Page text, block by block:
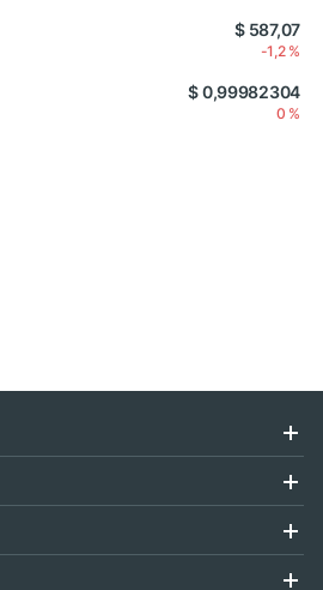
$ 587,07
-1,2 %
$ 0,99982304
0 %